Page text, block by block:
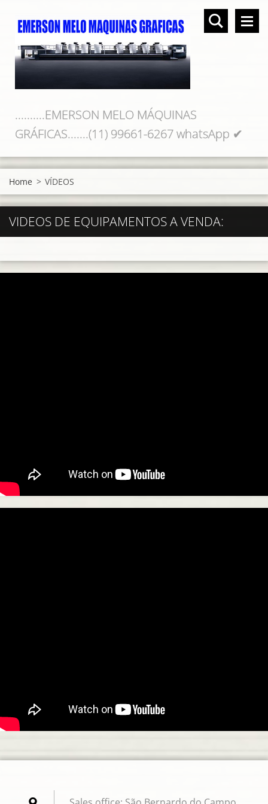
..........EMERSON MELO MÁQUINAS
GRÁFICAS.......(11) 99661-6267 whatsApp ✔
(11) 98219-1127
Home > VÍDEOS
VIDEOS DE EQUIPAMENTOS A VENDA: